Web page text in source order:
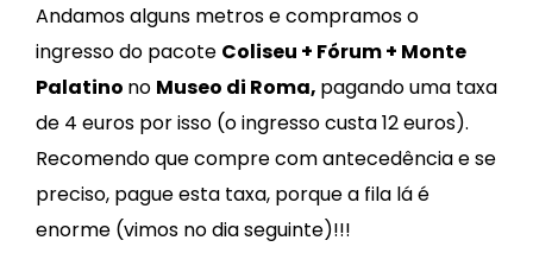
Andamos alguns metros e compramos o
ingresso do pacote Coliseu + Fórum + Monte
Palatino no Museo di Roma, pagando uma taxa
de 4 euros por isso (o ingresso custa 12 euros).
Recomendo que compre com antecedência e se
preciso, pague esta taxa, porque a fila lá é
enorme (vimos no dia seguinte)!!!